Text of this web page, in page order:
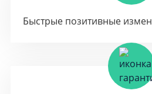
Быстрые позитивные